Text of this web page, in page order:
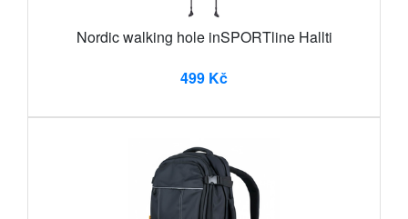
Nordic walking hole inSPORTline Hallti
499 Kč